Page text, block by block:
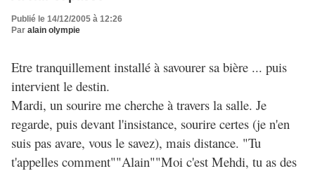
Publié le 14/12/2005 à 12:26
Par alain olympie
Etre tranquillement installé à savourer sa bière ... puis
intervient le destin.
Mardi, un sourire me cherche à travers la salle. Je
regarde, puis devant l'insistance, sourire certes (je n'en
suis pas avare, vous le savez), mais distance. "Tu
t'appelles comment""Alain""Moi c'est Mehdi, tu as des